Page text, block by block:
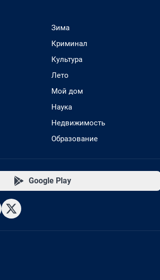
Зима
Криминал
Культура
Лето
Мой дом
Наука
Недвижимость
Образование
Google Play